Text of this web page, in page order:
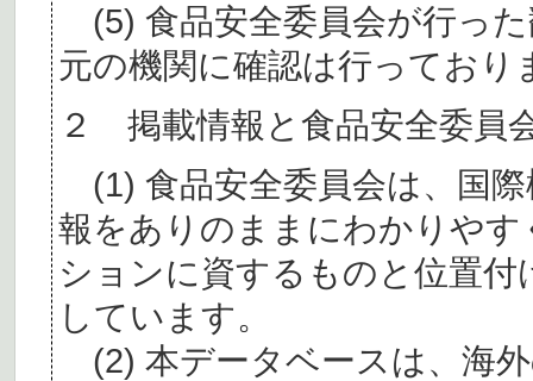
(5) 食品安全委員会が行っ
元の機関に確認は行っており
２ 掲載情報と食品安全委員
(1) 食品安全委員会は、国
報をありのままにわかりや
ションに資するものと位置
しています。
(2) 本データベースは、海